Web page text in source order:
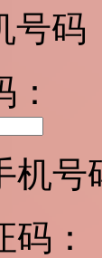
号码
机号
：